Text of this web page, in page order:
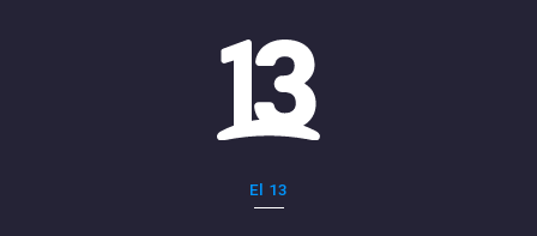
El 13